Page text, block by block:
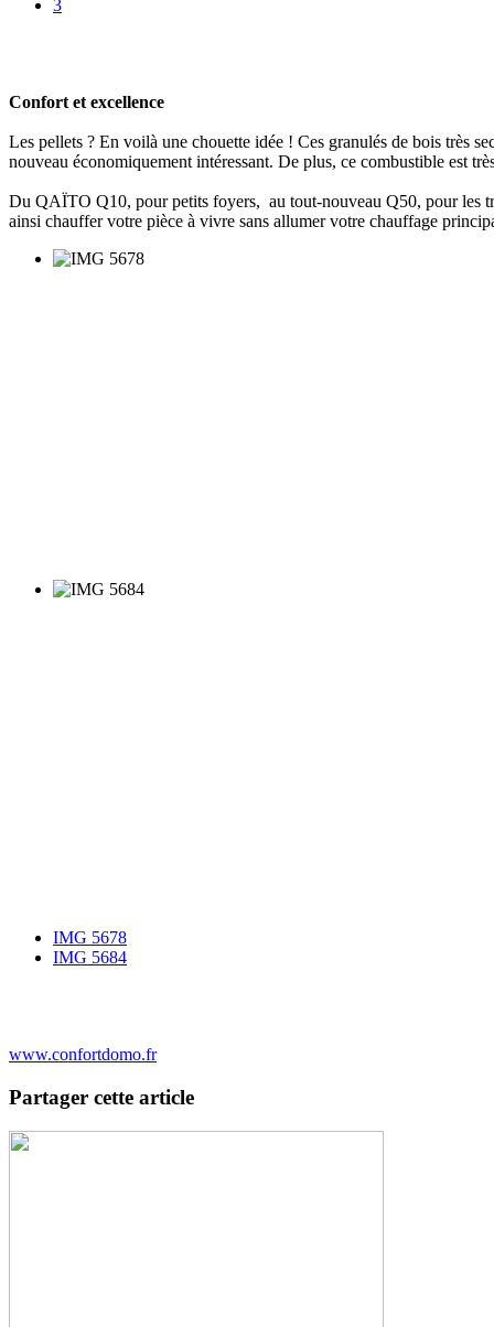
3
Confort et excellence
Les pellets ? En voilà une chouette idée ! Ces granulés de bois très
nouveau économiquement intéressant. De plus, ce combustible est
Du QAÏTO Q10, pour petits foyers, au tout-nouveau Q50, pour les
ainsi chauffer votre pièce à vivre sans allumer votre chauffage
IMG 5678
IMG 5684
www.confortdomo.fr
Partager cette article